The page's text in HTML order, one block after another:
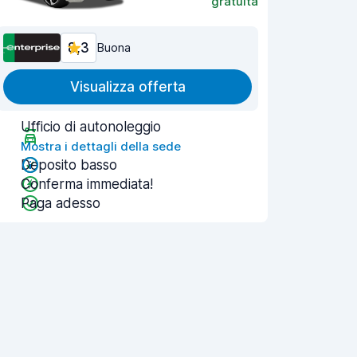
8,3 Buona
Visualizza offerta
Ufficio di autonoleggio
Mostra i dettagli della sede
Deposito basso
Conferma immediata!
Paga adesso